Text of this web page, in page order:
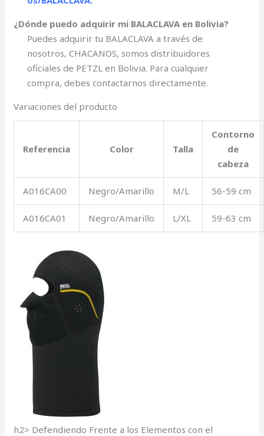
¿Dónde puedo adquirir mi BALACLAVA en Bolivia?
Puedes adquirir tu BALACLAVA a través de
nosotros, CHACANOS, somos distribuidores
oficiales de PETZL en Bolivia. Para cualquier
compra, debes contactarnos directamente.
Variaciones del producto
Referencia Color Talla
Contorno
de
cabeza
A016CA00 Negro/Amarillo M/L 56-59 cm
A016CA01 Negro/Amarillo L/XL 59-63 cm
h2> Defendiendo Frente a los Elementos con el